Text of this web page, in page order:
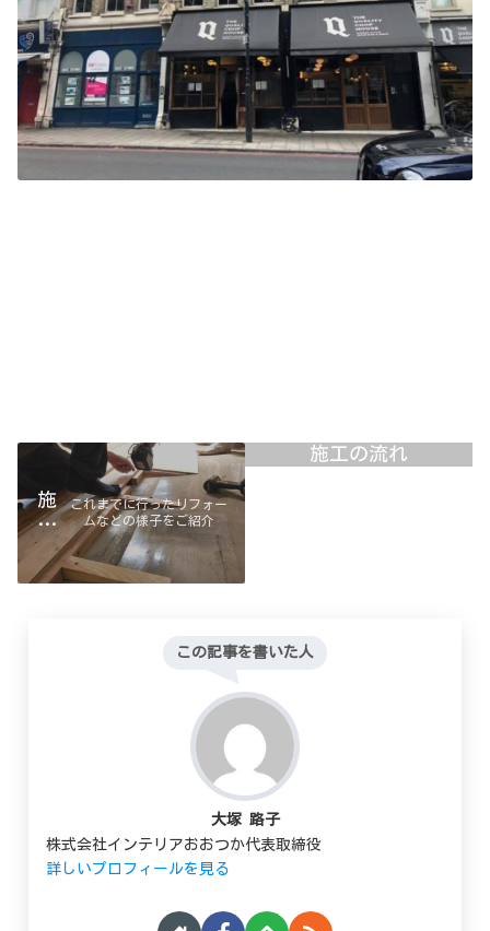
施
工
例
これまでに行ったリフォー
ムなどの様子をご紹介
施工の流れ
コンサル＆インテリア
この記事を書いた人
大塚 路子
株式会社インテリアおおつか代表取締役
詳しいプロフィールを見る